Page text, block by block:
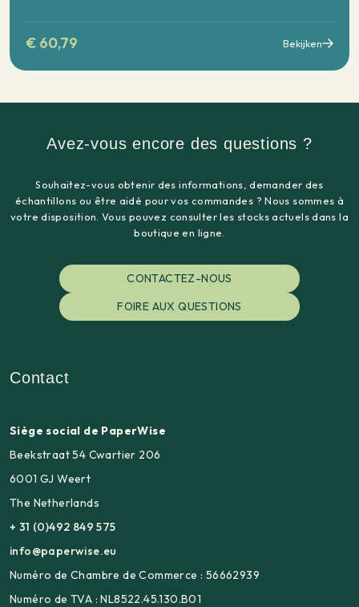
€ 60,79 Bekijken
Avez-vous encore des questions ?
Souhaitez-vous obtenir des informations, demander des
échantillons ou être aidé pour vos commandes ? Nous sommes à
votre disposition. Vous pouvez consulter les stocks actuels dans la
boutique en ligne.
CONTACTEZ-NOUS
FOIRE AUX QUESTIONS
Contact
Siège social de PaperWise
Beekstraat 54 Cwartier 206
6001 GJ Weert
The Netherlands
+ 31 (0)492 849 575
info@paperwise.eu
Numéro de Chambre de Commerce : 56662939
Numéro de TVA : NL8522.45.130.B01